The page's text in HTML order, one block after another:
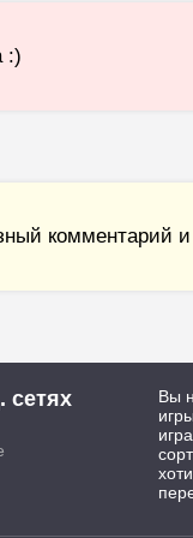
:)
комментарий
сетях
Вы